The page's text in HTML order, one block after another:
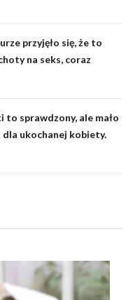
przyjęło się, że to
na seks, coraz
sprawdzony, ale mało
ukochanej kobiety.